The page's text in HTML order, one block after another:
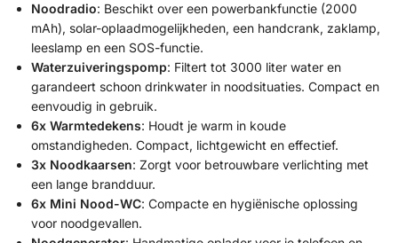
Noodradio: Beschikt over een powerbankfunctie (2000
mAh), solar-oplaadmogelijkheden, een handcrank, zaklamp,
leeslamp en een SOS-functie.
Waterzuiveringspomp: Filtert tot 3000 liter water en
garandeert schoon drinkwater in noodsituaties. Compact en
eenvoudig in gebruik.
6x Warmtedekens: Houdt je warm in koude
omstandigheden. Compact, lichtgewicht en effectief.
3x Noodkaarsen: Zorgt voor betrouwbare verlichting met
een lange brandduur.
6x Mini Nood-WC: Compacte en hygiënische oplossing
voor noodgevallen.